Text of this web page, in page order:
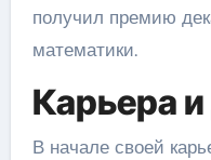
получил премию
математики.
Карьера
В начале своей